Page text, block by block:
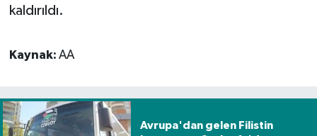
kaldırıldı.
Kaynak: AA
Avrupa'dan gelen Filistin